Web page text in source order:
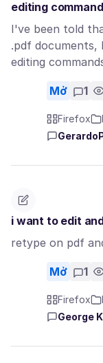
editing
I've been told
.pdf
editing
Mở 1
Firefox
i want to edit
retype on pdf
Mở 1
Firefox
George